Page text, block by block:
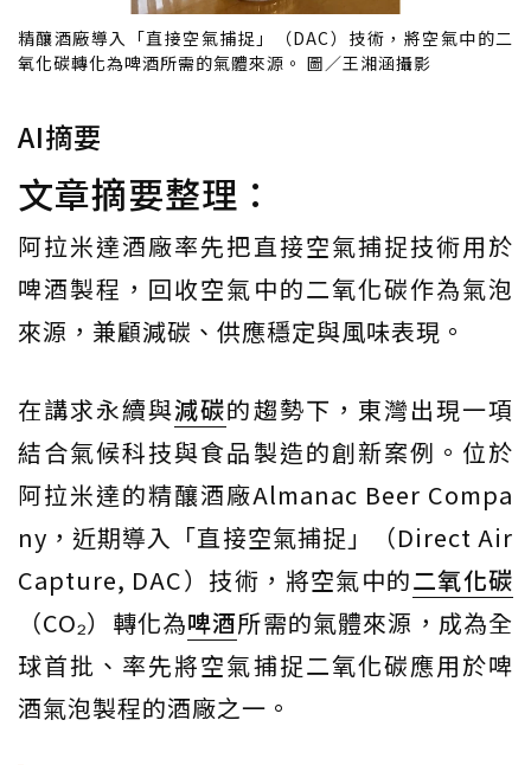
精釀酒廠導入「直接空氣捕捉」（DAC）技術，將空氣中的二
氧化碳轉化為啤酒所需的氣體來源。 圖／王湘涵攝影
AI摘要
文章摘要整理：
阿拉米達酒廠率先把直接空氣捕捉技術用於
啤酒製程，回收空氣中的二氧化碳作為氣泡
來源，兼顧減碳、供應穩定與風味表現。
在講求永續與減碳的趨勢下，東灣出現一項
結合氣候科技與食品製造的創新案例。位於
阿拉米達的精釀酒廠Almanac Beer Compa
ny，近期導入「直接空氣捕捉」（Direct Air
Capture, DAC）技術，將空氣中的二氧化碳
（CO₂）轉化為啤酒所需的氣體來源，成為全
球首批、率先將空氣捕捉二氧化碳應用於啤
酒氣泡製程的酒廠之一。